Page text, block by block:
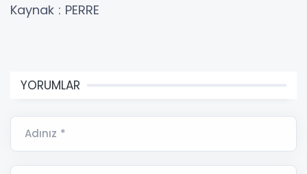
Kaynak : PERRE
YORUMLAR
Adınız *